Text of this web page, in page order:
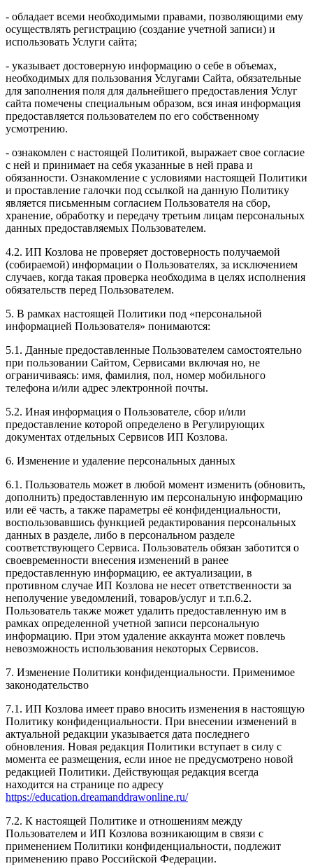
- обладает всеми необходимыми правами, позволяющими ему
осуществлять регистрацию (создание учетной записи) и
использовать Услуги сайта;
- указывает достоверную информацию о себе в объемах,
необходимых для пользования Услугами Сайта, обязательные
для заполнения поля для дальнейшего предоставления Услуг
сайта помечены специальным образом, вся иная информация
предоставляется пользователем по его собственному
усмотрению.
- ознакомлен с настоящей Политикой, выражает свое согласие
с ней и принимает на себя указанные в ней права и
обязанности. Ознакомление с условиями настоящей Политики
и проставление галочки под ссылкой на данную Политику
является письменным согласием Пользователя на сбор,
хранение, обработку и передачу третьим лицам персональных
данных предоставляемых Пользователем.
4.2. ИП Козлова не проверяет достоверность получаемой
(собираемой) информации о Пользователях, за исключением
случаев, когда такая проверка необходима в целях исполнения
обязательств перед Пользователем.
5. В рамках настоящей Политики под «персональной
информацией Пользователя» понимаются:
5.1. Данные предоставленные Пользователем самостоятельно
при пользовании Сайтом, Сервисами включая но, не
ограничиваясь: имя, фамилия, пол, номер мобильного
телефона и/или адрес электронной почты.
5.2. Иная информация о Пользователе, сбор и/или
предоставление которой определено в Регулирующих
документах отдельных Сервисов ИП Козлова.
6. Изменение и удаление персональных данных
6.1. Пользователь может в любой момент изменить (обновить,
дополнить) предоставленную им персональную информацию
или её часть, а также параметры её конфиденциальности,
воспользовавшись функцией редактирования персональных
данных в разделе, либо в персональном разделе
соответствующего Сервиса. Пользователь обязан заботится о
своевременности внесения изменений в ранее
предоставленную информацию, ее актуализации, в
противном случае ИП Козлова не несет ответственности за
неполучение уведомлений, товаров/услуг и т.п.6.2.
Пользователь также может удалить предоставленную им в
рамках определенной учетной записи персональную
информацию. При этом удаление аккаунта может повлечь
невозможность использования некоторых Сервисов.
7. Изменение Политики конфиденциальности. Применимое
законодательство
7.1. ИП Козлова имеет право вносить изменения в настоящую
Политику конфиденциальности. При внесении изменений в
актуальной редакции указывается дата последнего
обновления. Новая редакция Политики вступает в силу с
момента ее размещения, если иное не предусмотрено новой
редакцией Политики. Действующая редакция всегда
находится на странице по адресу
https://education.dreamanddrawonline.ru/
7.2. К настоящей Политике и отношениям между
Пользователем и ИП Козлова возникающим в связи с
применением Политики конфиденциальности, подлежит
применению право Российской Федерации.